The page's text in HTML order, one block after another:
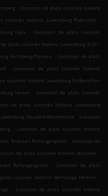
. Livraison de plats cuisinés Indiens
cuisinés Indiens Luxemburg Pafendall
.
Gare
. Livraison de plats cuisinés
plats cuisinés Indiens Luxemburg Eich .
Kirchberg-Plateau . Livraison de plats
. Livraison de plats cuisinés Indiens
cuisinés Indiens Luxemburg Polfermillen
Hamm . Livraison de plats cuisinés
de plats cuisinés Indiens Luxemburg
Neudorf-Weimershof . Livraison
. Livraison de plats cuisinés Indiens
Strassen Rollengergronn . Livraison de
de plats cuisinés Indiens Strassen .
Rollengergronn
. Livraison de plats
cuisinés Indiens Bertrange Helfent
.
. Livraison de plats cuisinés Indiens